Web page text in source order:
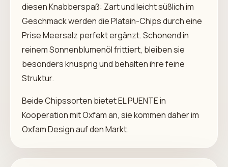
diesen Knabberspaß: Zart und leicht süßlich im
Geschmack werden die Platain-Chips durch eine
Prise Meersalz perfekt ergänzt. Schonend in
reinem Sonnenblumenöl frittiert, bleiben sie
besonders knusprig und behalten ihre feine
Struktur.
Beide Chipssorten bietet EL PUENTE in
Kooperation mit Oxfam an, sie kommen daher im
Oxfam Design auf den Markt.